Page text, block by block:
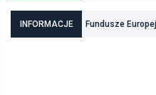
INFORMACJE
Fundusze